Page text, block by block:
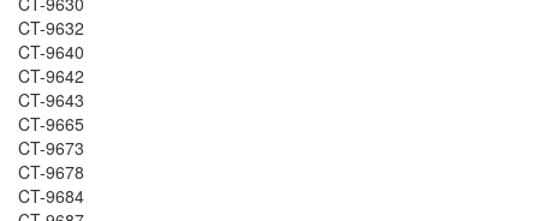
CT-9632
CT-9640
CT-9642
CT-9643
CT-9665
CT-9673
CT-9678
CT-9684